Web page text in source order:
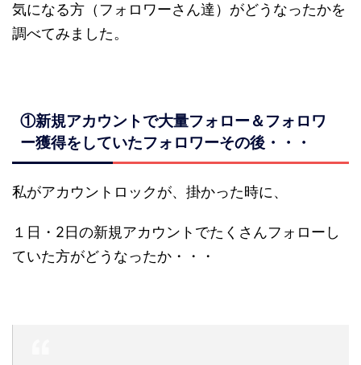
気になる方（フォロワーさん達）がどうなったかを
調べてみました。
①新規アカウントで大量フォロー＆フォロワ
ー獲得をしていたフォロワーその後・・・
私がアカウントロックが、掛かった時に、
１日・2日の新規アカウントでたくさんフォローし
ていた方がどうなったか・・・